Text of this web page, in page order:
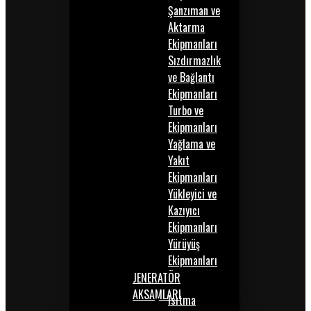
Şanzıman ve
Aktarma
Ekipmanları
Sızdırmazlık
ve Bağlantı
Ekipmanları
Turbo ve
Ekipmanları
Yağlama ve
Yakıt
Ekipmanları
Yükleyici ve
Kazıyıcı
Ekipmanları
Yürüyüş
Ekipmanları
JENERATÖR
AKSAMLARIIsıtma